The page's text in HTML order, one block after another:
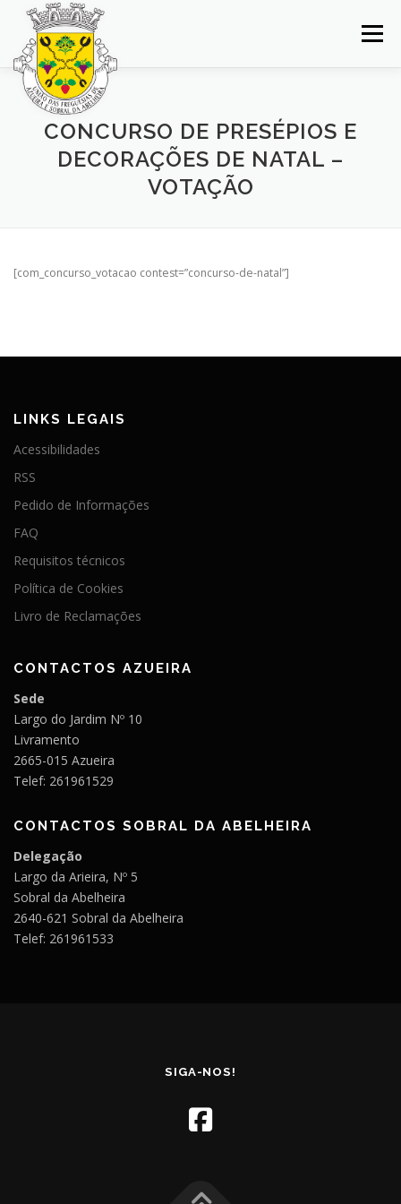
Saltar
conteúdo
Menu
INÍCIO JUNTA DE FREGUESIA
BALCÃO VIRTUAL NOTÍCIAS MAPA
CONCURSO DE PRESÉPIOS E
DECORAÇÕES DE NATAL –
VOTAÇÃO
[com_concurso_votacao contest=”concurso-de-natal”]
LINKS LEGAIS
Acessibilidades
RSS
Pedido de Informações
FAQ
Requisitos técnicos
Política de Cookies
Livro de Reclamações
CONTACTOS AZUEIRA
Sede
Largo do Jardim Nº 10
Livramento
2665-015 Azueira
Telef: 261961529
CONTACTOS SOBRAL DA ABELHEIRA
Delegação
Largo da Arieira, Nº 5
Sobral da Abelheira
2640-621 Sobral da Abelheira
Telef: 261961533
SIGA-NOS!